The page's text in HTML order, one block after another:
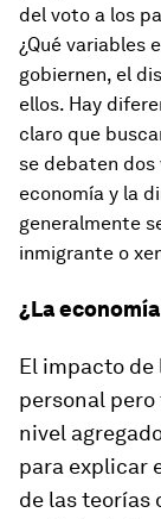
del voto a los
¿Qué variables
gobiernen, el
ellos. Hay
claro que
se debaten
economía y la
generalmente
inmigrante o
¿La
El impacto de
personal
nivel
para explicar
de las teorías